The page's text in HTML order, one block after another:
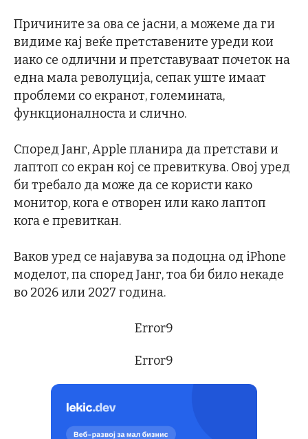
Причините за ова се јасни, а можеме да ги
видиме кај веќе претставените уреди кои
иако се одлични и претставуваат почеток на
една мала револуција, сепак уште имаат
проблеми со екранот, големината,
функционалноста и слично.
Според Јанг, Apple планира да претстави и
лаптоп со екран кој се превиткува. Овој уред
би требало да може да се користи како
монитор, кога е отворен или како лаптоп
кога е превиткан.
Ваков уред се најавува за подоцна од iPhone
моделот, па според Јанг, тоа би било некаде
во 2026 или 2027 година.
Error9
Error9